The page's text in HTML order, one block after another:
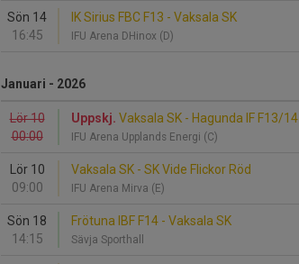
Sön 14
16:45
IK Sirius FBC F13 - Vaksala SK
IFU Arena DHinox (D)
Januari - 2026
Lör 10
00:00
Uppskj. Vaksala SK - Hagunda IF F13/14
IFU Arena Upplands Energi (C)
Lör 10
09:00
Vaksala SK - SK Vide Flickor Röd
IFU Arena Mirva (E)
Sön 18
14:15
Frötuna IBF F14 - Vaksala SK
Sävja Sporthall